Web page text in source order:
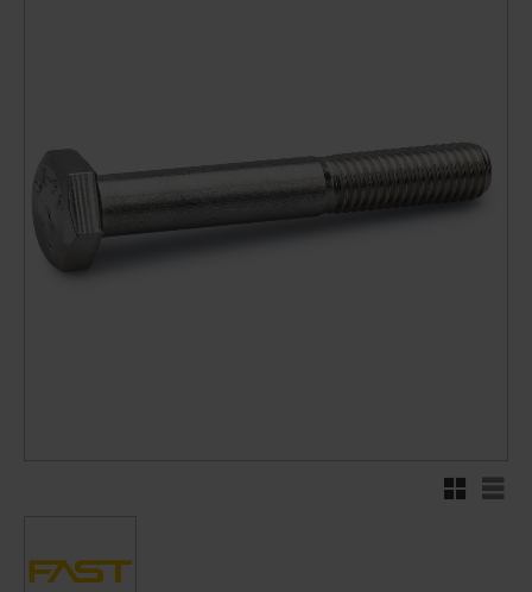
RutenettListe